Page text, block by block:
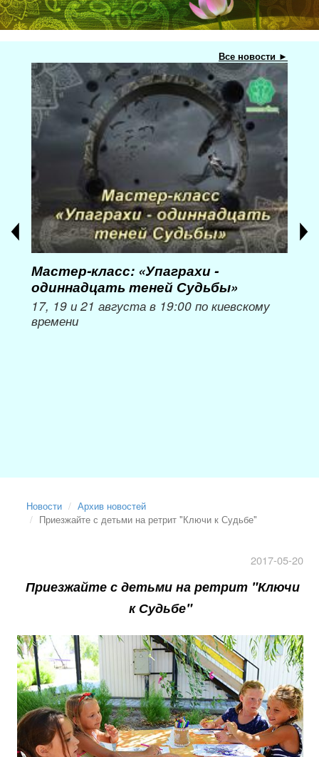
Все новости ►
Мастер-класс: «Упаграхи -
одиннадцать теней Судьбы»
17, 19 и 21 августа в 19:00 по киевскому
времени
Новости
Архив новостей
Приезжайте с детьми на ретрит "Ключи к Судьбе"
2017-05-20
Приезжайте с детьми на ретрит "Ключи
к Судьбе"